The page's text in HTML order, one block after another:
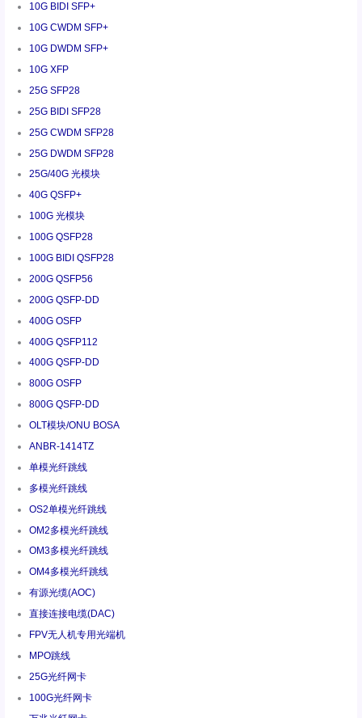
10G BIDI SFP+
10G CWDM SFP+
10G DWDM SFP+
10G XFP
25G SFP28
25G BIDI SFP28
25G CWDM SFP28
25G DWDM SFP28
25G/40G 光模块
40G QSFP+
100G 光模块
100G QSFP28
100G BIDI QSFP28
200G QSFP56
200G QSFP-DD
400G OSFP
400G QSFP112
400G QSFP-DD
800G OSFP
800G QSFP-DD
OLT模块/ONU BOSA
ANBR-1414TZ
单模光纤跳线
多模光纤跳线
OS2单模光纤跳线
OM2多模光纤跳线
OM3多模光纤跳线
OM4多模光纤跳线
有源光缆(AOC)
直接连接电缆(DAC)
FPV无人机专用光端机
MPO跳线
25G光纤网卡
100G光纤网卡